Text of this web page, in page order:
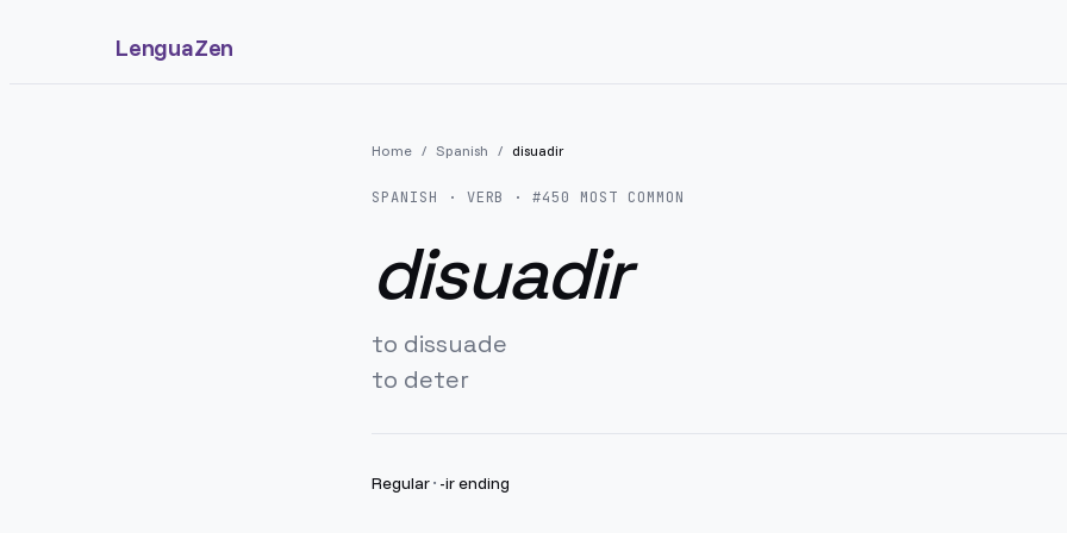
LenguaZen
Home / Spanish / disuadir
SPANISH · VERB · #450 MOST COMMON
disuadir
to dissuade
to deter
Regular· -ir ending